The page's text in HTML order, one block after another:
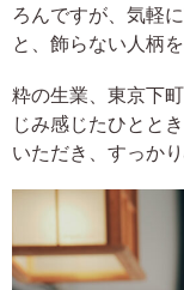
ろんですが、気軽
と、飾らない人柄
粋の生業、東京下
じみ感じたひとと
いただき、すっか